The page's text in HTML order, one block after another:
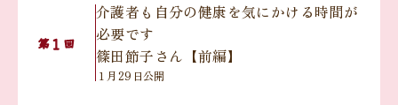
第１ 回
介護者も自分の健康を気にかける時間が
必要です
篠田節子さん【前編】
１月29日公開